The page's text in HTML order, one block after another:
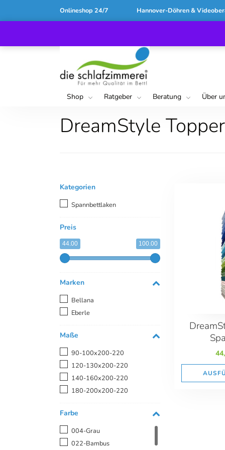
Onlineshop 24/7 Hannover-Döhren &
Shop Ratgeber Beratung Über
DreamStyle
Kategorien
Spannbettlaken
Preis
44.00 100.00
Marken
Bellana
Eberle
Maße
90-100x200-220
120-130x200-220
140-160x200-220
180-200x200-220
Farbe
004-Grau
022-Bambus